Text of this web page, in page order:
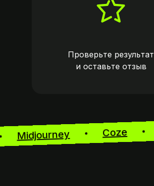
Проверьте результат
и оставьте отзыв
Midjourney Coze